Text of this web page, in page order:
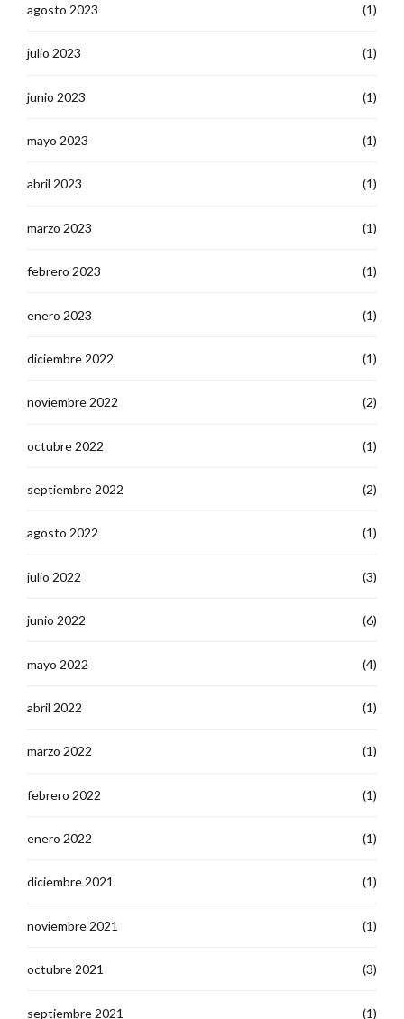
agosto 2023 (1)
julio 2023 (1)
junio 2023 (1)
mayo 2023 (1)
abril 2023 (1)
marzo 2023 (1)
febrero 2023 (1)
enero 2023 (1)
diciembre 2022 (1)
noviembre 2022 (2)
octubre 2022 (1)
septiembre 2022 (2)
agosto 2022 (1)
julio 2022 (3)
junio 2022 (6)
mayo 2022 (4)
abril 2022 (1)
marzo 2022 (1)
febrero 2022 (1)
enero 2022 (1)
diciembre 2021 (1)
noviembre 2021 (1)
octubre 2021 (3)
septiembre 2021 (1)